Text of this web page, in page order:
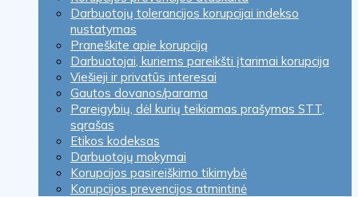
Darbuotojų tolerancijos korupcijai indekso
nustatymas
Praneškite apie korupciją
Darbuotojai, kuriems pareikšti įtarimai korupcija
Viešieji ir privatūs interesai
Gautos dovanos/parama
Pareigybių, dėl kurių teikiamas prašymas STT,
sąrašas
Etikos kodeksas
Darbuotojų mokymai
Korupcijos pasireiškimo tikimybė
Korupcijos prevencijos atmintinė